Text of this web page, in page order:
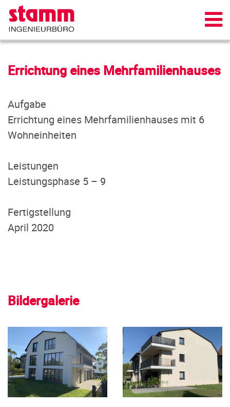
Errichtung eines Mehrfamilienhauses
Aufgabe
Errichtung eines Mehrfamilienhauses mit 6
Wohneinheiten
Leistungen
Leistungsphase 5 – 9
Fertigstellung
April 2020
Bildergalerie